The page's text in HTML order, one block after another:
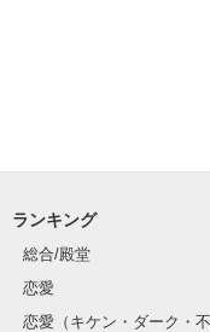
ランキング
総合/殿堂
恋愛
恋愛（キケン・ダーク・不